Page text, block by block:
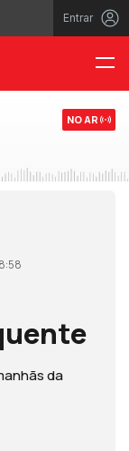
Entrar
NO AR
da